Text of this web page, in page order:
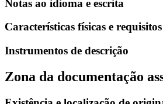
Notas ao idioma e escrita
Características físicas e
Instrumentos de descrição
Zona da documentação